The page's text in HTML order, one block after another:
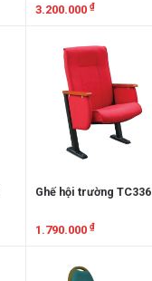
3.200.000 ₫
Ghế hội trường TC336
1.790.000 ₫